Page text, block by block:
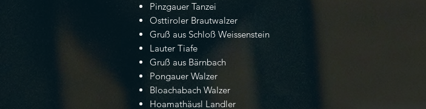
Pinzgauer Tanzei
Osttiroler Brautwalzer
Gruß aus Schloß Weissenstein
Lauter Tiafe
Gruß aus Bärnbach
Pongauer Walzer
Bloachabach Walzer
Hoamathäusl Landler